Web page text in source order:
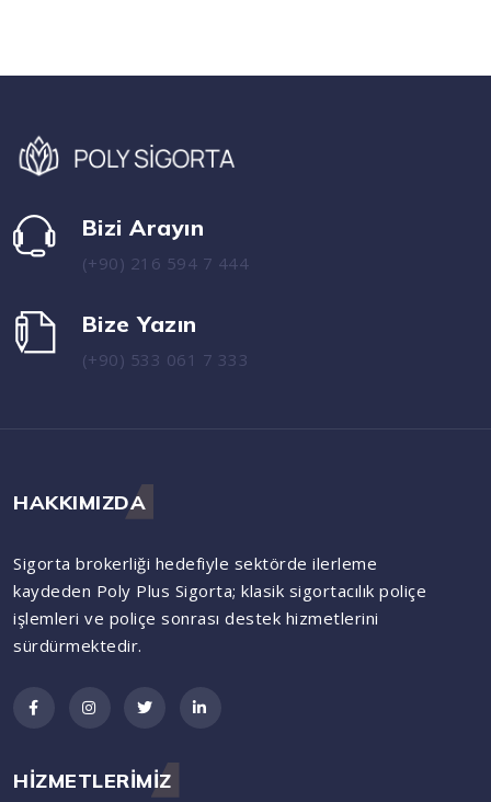
Bizi Arayın
(+90) 216 594 7 444
Bize Yazın
(+90) 533 061 7 333
HAKKIMIZDA
Sigorta brokerliği hedefiyle sektörde ilerleme
kaydeden Poly Plus Sigorta; klasik sigortacılık poliçe
işlemleri ve poliçe sonrası destek hizmetlerini
sürdürmektedir.
HİZMETLERİMİZ